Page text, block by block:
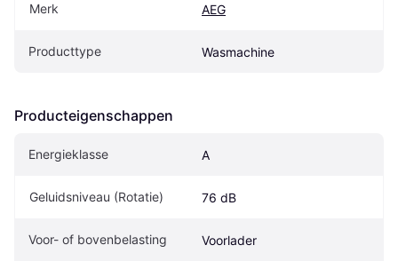
Merk AEG
Producttype Wasmachine
Producteigenschappen
Energieklasse A
Geluidsniveau (Rotatie) 76 dB
Voor- of bovenbelasting Voorlader